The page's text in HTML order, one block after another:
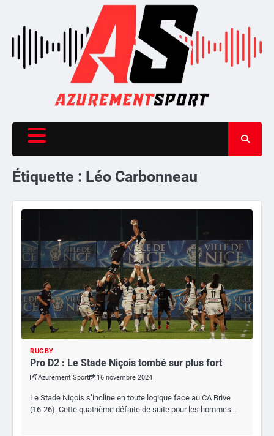
content
Étiquette : Léo Carbonneau
RUGBY
Pro D2 : Le Stade Niçois tombé sur plus fort
Azurement Sport 16 novembre 2024
Le Stade Niçois s’incline en toute logique face au CA Brive
(16-26). Cette quatrième défaite de suite pour les hommes…